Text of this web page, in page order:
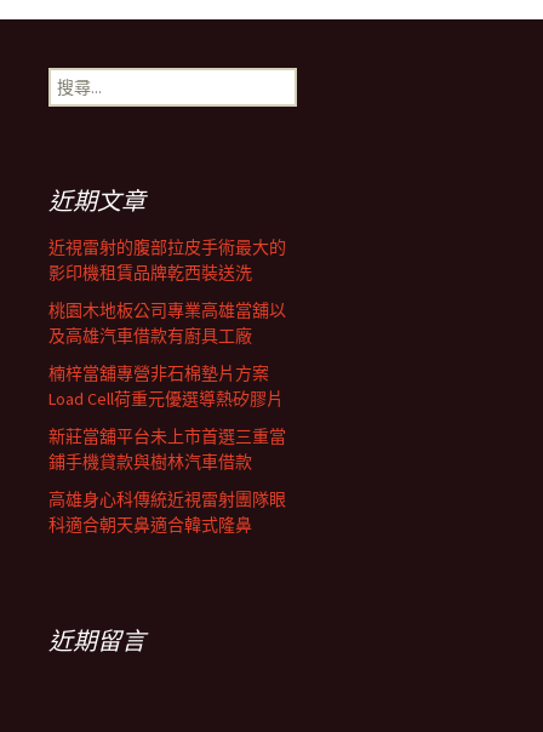
導
航
列
搜
尋
近期文章
近視雷射的腹部拉皮手術最大的
影印機租賃品牌乾西裝送洗
桃園木地板公司專業高雄當舖以
及高雄汽車借款有廚具工廠
楠梓當舖專營非石棉墊片方案
Load Cell荷重元優選導熱矽膠片
新莊當舖平台未上市首選三重當
鋪手機貸款與樹林汽車借款
高雄身心科傳統近視雷射團隊眼
科適合朝天鼻適合韓式隆鼻
近期留言